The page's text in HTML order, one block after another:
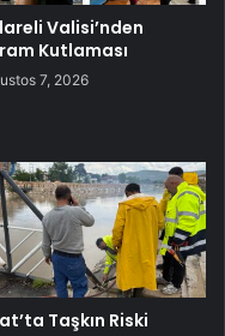
Valisi’nden
Kutlaması
7, 2026
Taşkın Riski